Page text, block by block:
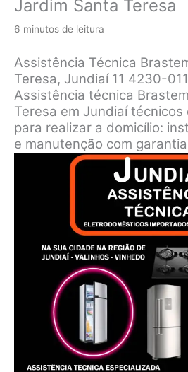
Jardim Santa Teresa
6 minutos de leitura
Assistência Técnica
Teresa, Jundiaí 11 4230-
Assistência técnica
Teresa em Jundiaí técnicos
para realizar a domicílio:
e manutenção com